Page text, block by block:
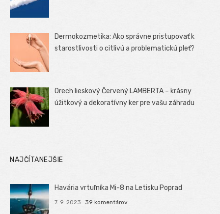
Dermokozmetika: Ako správne pristupovať k
starostlivosti o citlivú a problematickú pleť?
Orech lieskový Červený LAMBERTA – krásny
úžitkový a dekoratívny ker pre vašu záhradu
NAJČÍTANEJŠIE
Havária vrtuľníka Mi-8 na Letisku Poprad
7. 9. 2023 39 komentárov